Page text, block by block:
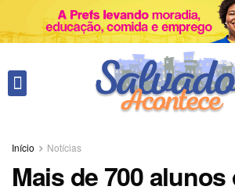
Início Notícias
Mais de 700 alunos